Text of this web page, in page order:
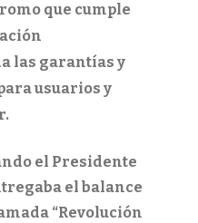
que cumple
las garantías y
usuarios y
el Presidente
el balance
“Revolución